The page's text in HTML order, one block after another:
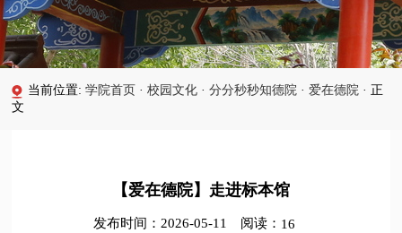
当前位置:学院首页 · 校园文化 · 分分秒秒知德院 · 爱在德院 · 正
文
【爱在德院】走进标本馆
发布时间：2026-05-11 阅读： 16